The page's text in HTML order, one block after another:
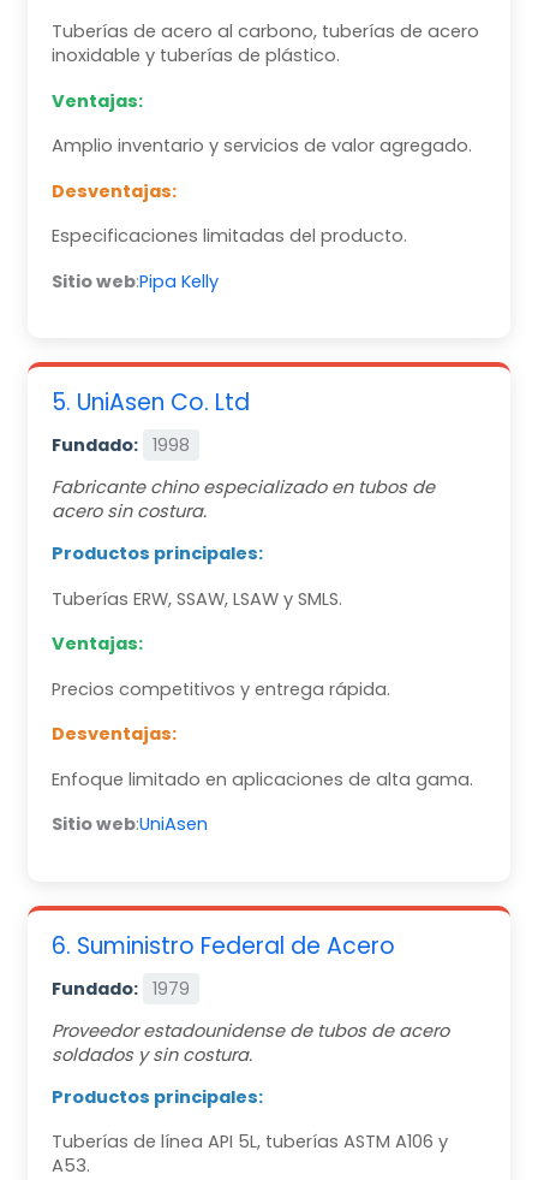
Tuberías de acero al carbono, tuberías de acero
inoxidable y tuberías de plástico.
Ventajas:
Amplio inventario y servicios de valor agregado.
Desventajas:
Especificaciones limitadas del producto.
Sitio web:Pipa Kelly
5. UniAsen Co. Ltd
Fundado:
1998
Fabricante chino especializado en tubos de
acero sin costura.
Productos principales:
Tuberías ERW, SSAW, LSAW y SMLS.
Ventajas:
Precios competitivos y entrega rápida.
Desventajas:
Enfoque limitado en aplicaciones de alta gama.
Sitio web:UniAsen
6. Suministro Federal de Acero
Fundado:
1979
Proveedor estadounidense de tubos de acero
soldados y sin costura.
Productos principales:
Tuberías de línea API 5L, tuberías ASTM A106 y
A53.